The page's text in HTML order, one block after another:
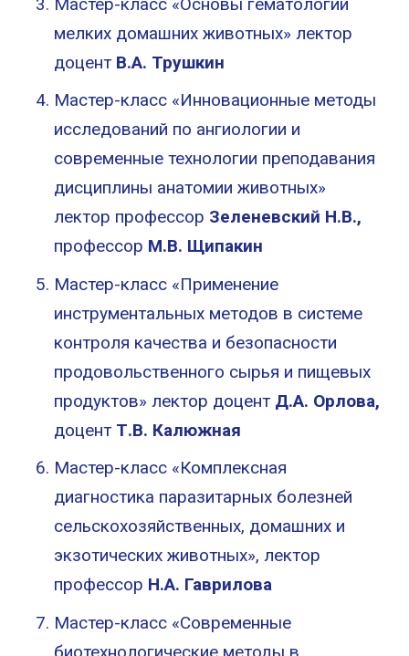
мелких домашних животных» лектор
доцент В.А. Трушкин
Мастер-класс «Инновационные методы
исследований по ангиологии и
современные технологии преподавания
дисциплины анатомии животных»
лектор профессор Зеленевский Н.В.,
профессор М.В. Щипакин
Мастер-класс «Применение
инструментальных методов в системе
контроля качества и безопасности
продовольственного сырья и пищевых
продуктов» лектор доцент Д.А. Орлова,
доцентТ.В. Калюжная
Мастер-класс «Комплексная
диагностика паразитарных болезней
сельскохозяйственных, домашних и
экзотических животных», лектор
профессор Н.А. Гаврилова
Мастер-класс «Современные